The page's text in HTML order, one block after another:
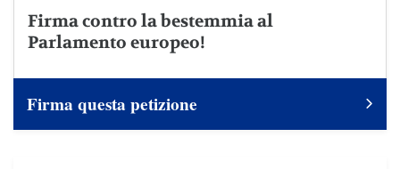
Firma contro la bestemmia al
Parlamento europeo!
Firma questa petizione